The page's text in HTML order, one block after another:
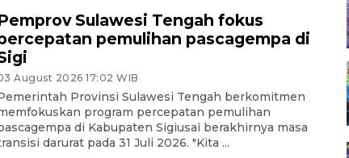
Sulawesi Tengah fokus
pemulihan pascagempa di
August 2026 17:02 WIB
Provinsi Sulawesi Tengah berkomitmen
program percepatan pemulihan
di Kabupaten Sigiusai berakhirnya masa
darurat pada 31 Juli 2026. "Kita ...